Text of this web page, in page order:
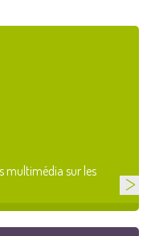
multimédia sur les